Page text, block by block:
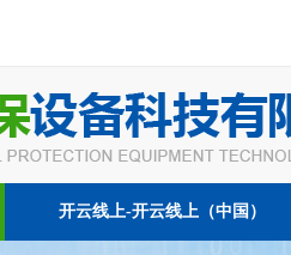
开云线上-开云线上（中国）